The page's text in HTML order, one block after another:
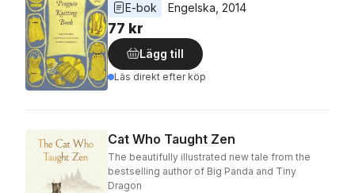
E-bok
Engelska 2014
77 kr
Lägg till
Läs direkt efter köp
Cat Who Taught Zen
The beautifully illustrated new tale from the
bestselling author of Big Panda and Tiny
Dragon